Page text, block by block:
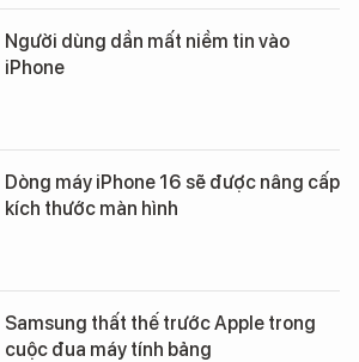
Người dùng dần mất niềm tin vào
iPhone
Dòng máy iPhone 16 sẽ được nâng cấp
kích thước màn hình
Samsung thất thế trước Apple trong
cuộc đua máy tính bảng